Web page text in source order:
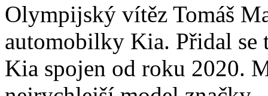
Olympijský vítěz Tomáš
automobilky Kia. Přidal se
Kia spojen od roku 2020.